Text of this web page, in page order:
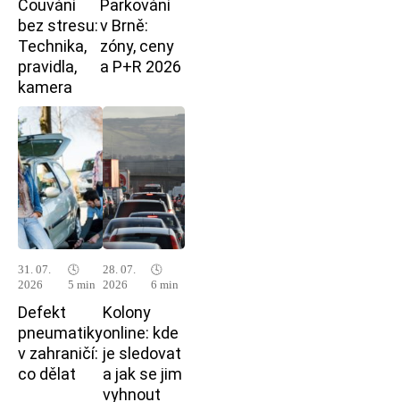
Couvání
bez stresu:
Technika,
pravidla,
kamera
Parkování
v Brně:
zóny, ceny
a P+R 2026
31. 07.
2026
🕓
5 min
Defekt
pneumatiky
v zahraničí:
co dělat
28. 07.
2026
🕓
6 min
Kolony
online: kde
je sledovat
a jak se jim
vyhnout